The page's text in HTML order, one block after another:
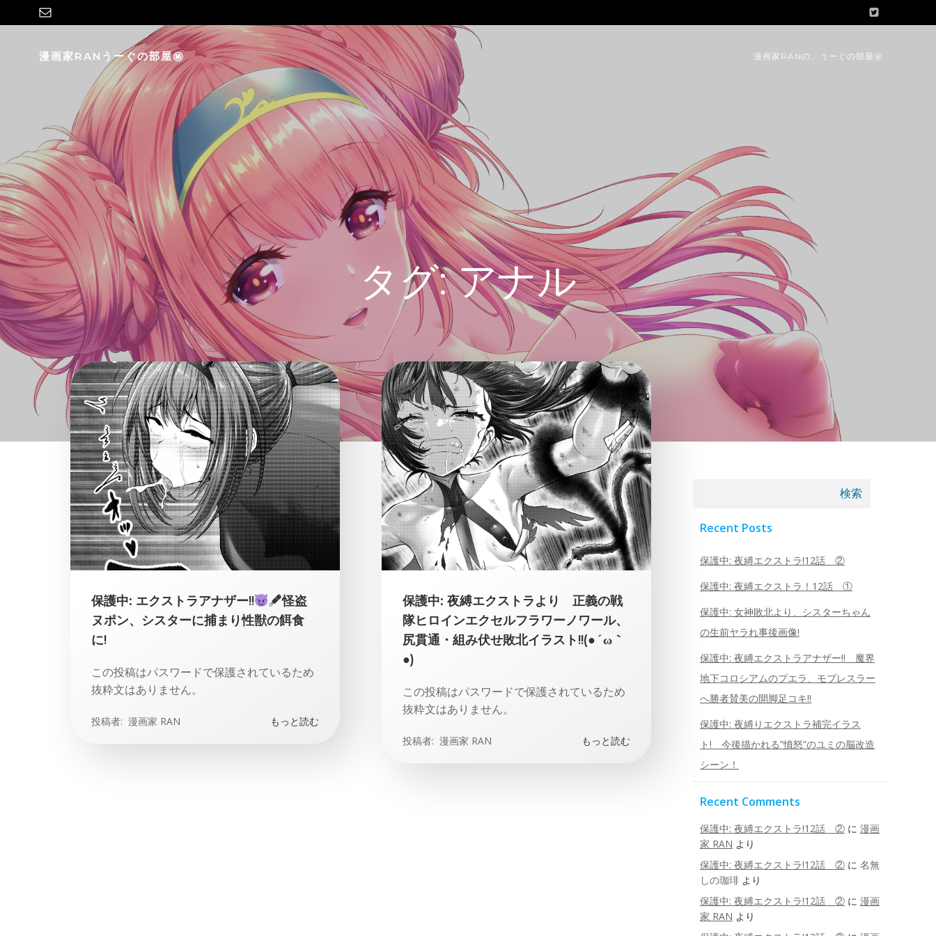
ン
プ
漫画家RANうーぐの部屋㊙ 漫画家RANの、うーぐの部屋㊙
タグ:アナル
保護中: エクストラアナザー!!
怪盗
ヌポン、シスターに捕まり性獣の餌食
に!
この投稿はパスワードで保護されているため
抜粋文はありません。
投稿者: 漫画家 RAN もっと読む
保護中: 夜縛エクストラより 正義の戦
隊ヒロインエクセルフラワーノワール、
尻貫通・組み伏せ敗北イラスト!!(●´ω｀
●)
この投稿はパスワードで保護されているため
抜粋文はありません。
投稿者: 漫画家 RAN もっと読む
検索
Recent Posts
保護中: 夜縛エクストラ!12話 ②
保護中: 夜縛エクストラ！12話 ①
保護中: 女神敗北より、シスターちゃん
の生前ヤラれ事後画像!
保護中: 夜縛エクストラアナザー!! 魔界
地下コロシアムのプエラ、モブレスラー
へ勝者賛美の開脚足コキ!!
保護中: 夜縛りエクストラ補完イラス
ト! 今後描かれる”憤怒”のユミの脳改造
シーン！
Recent Comments
保護中: 夜縛エクストラ!12話 ② に 漫画
家 RAN より
保護中: 夜縛エクストラ!12話 ② に 名無
しの珈琲 より
保護中: 夜縛エクストラ!12話 ② に 漫画
家 RAN より